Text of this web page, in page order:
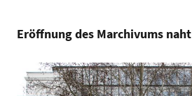
Eröffnung des Marchivums naht